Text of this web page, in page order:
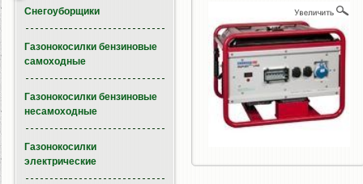
Снегоуборщики
Газонокосилки бензиновые
самоходные
Газонокосилки бензиновые
несамоходные
Газонокосилки
электрические